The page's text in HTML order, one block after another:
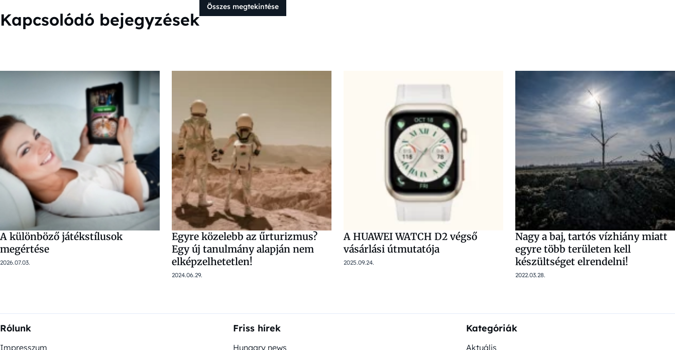
Kapcsolódó bejegyzések
Összes megtekintése
A különböző játékstílusok
megértése
2026.07.03.
Egyre közelebb az űrturizmus?
Egy új tanulmány alapján nem
elképzelhetetlen!
2024.06.29.
A HUAWEI WATCH D2 végső
vásárlási útmutatója
2025.09.24.
Nagy a baj, tartós vízhiány miatt
egyre több területen kell
készültséget elrendelni!
2022.03.28.
Rólunk
Impresszum
Friss hírek
Hungary news
Kategóriák
Aktuális